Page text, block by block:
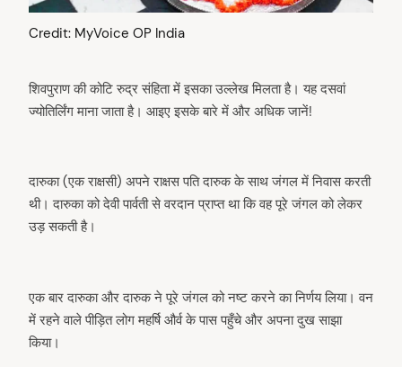
Credit: MyVoice OP India
शिवपुराण की कोटि रुद्र संहिता में इसका उल्लेख मिलता है। यह दसवां
ज्योतिर्लिंग माना जाता है। आइए इसके बारे में और अधिक जानें!
दारुका (एक राक्षसी) अपने राक्षस पति दारुक के साथ जंगल में निवास करती
थी। दारुका को देवी पार्वती से वरदान प्राप्त था कि वह पूरे जंगल को लेकर
उड़ सकती है।
एक बार दारुका और दारुक ने पूरे जंगल को नष्ट करने का निर्णय लिया। वन
में रहने वाले पीड़ित लोग महर्षि और्व के पास पहुँचे और अपना दुख साझा
किया।